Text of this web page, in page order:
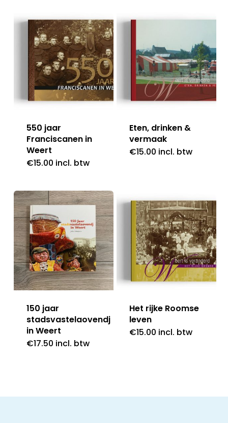
550 jaar
Franciscanen in
Weert
€15.00 incl. btw
Eten, drinken &
vermaak
€15.00 incl. btw
150 jaar
stadsvastelaovendj
in Weert
€17.50 incl. btw
Het rijke Roomse
leven
€15.00 incl. btw